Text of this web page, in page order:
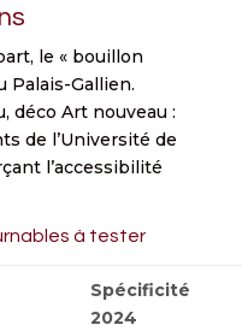
le « bouillon
Palais-Gallien.
déco Art nouveau :
de l’Université de
l’accessibilité
à tester
Spécificité
2024